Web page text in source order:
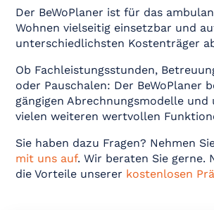
Der BeWoPlaner ist für das
Wohnen vielseitig einsetzbar und
unterschiedlichsten Kostenträger
Ob Fachleistungsstunden,
oder Pauschalen: Der BeWoPlaner
gängigen Abrechnungsmodelle
vielen weiteren wertvollen
Sie haben dazu Fragen? Nehmen
mit uns auf. Wir beraten Sie gerne.
die Vorteile unserer kostenlosen